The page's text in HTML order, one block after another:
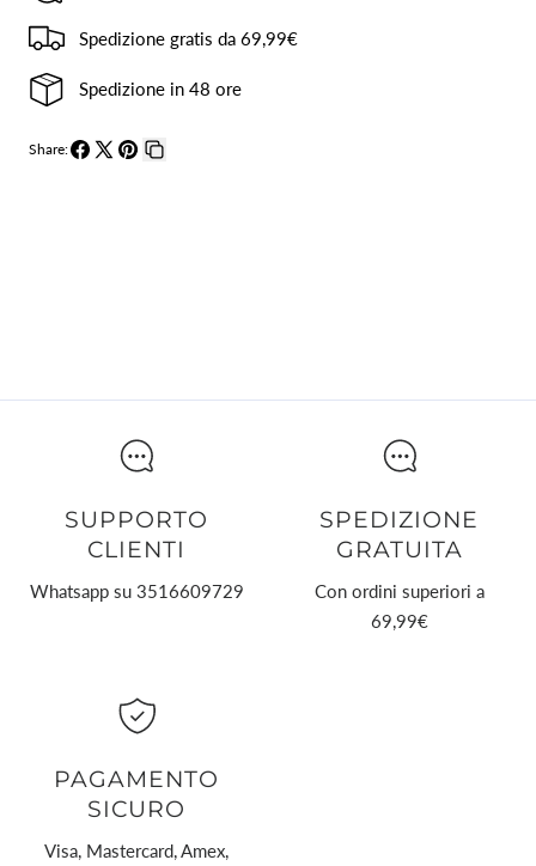
Spedizione gratis da 69,99€
Spedizione in 48 ore
Share:
SUPPORTO
CLIENTI
Whatsapp su 3516609729
SPEDIZIONE
GRATUITA
Con ordini superiori a
69,99€
PAGAMENTO
SICURO
Visa, Mastercard, Amex,